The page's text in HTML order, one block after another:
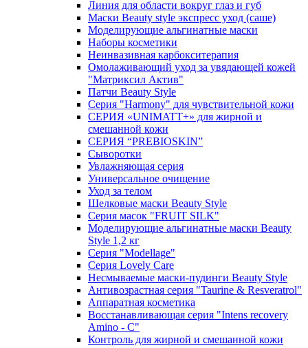
Линия для области вокруг глаз и губ
Маски Beauty style экспресс уход (саше)
Моделирующие альгинатные маски
Наборы косметики
Неинвазивная карбокситерапия
Омолаживающий уход за увядающей кожей
"Матриксил Актив"
Патчи Beauty Style
Серия "Harmony" для чувствительной кожи
СЕРИЯ «UNIMATT+» для жирной и
смешанной кожи
СЕРИЯ “PREBIOSKIN”
Сыворотки
Увлажняющая серия
Универсальное очищение
Уход за телом
Шелковые маски Beauty Style
Серия масок "FRUIT SILK"
Моделирующие альгинатные маски Beauty
Style 1,2 кг
Серия "Modellage"
Cерия Lovely Care
Несмываемые маски-пудинги Beauty Style
Антивозрастная серия "Taurine & Resveratrol"
Аппаратная косметика
Восстанавливающая серия "Intens recovery
Amino - C"
Контроль для жирной и смешанной кожи